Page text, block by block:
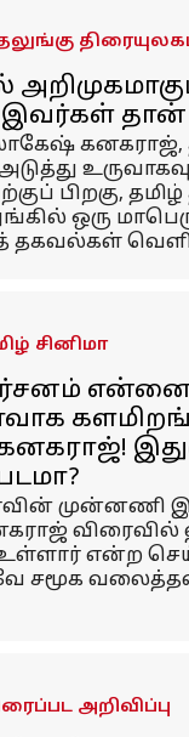
இவர்கள்
கனகராஜ்,
பிறகு,
ஒரு
தகவல்கள்
சினிமா
என்னை
முன்னணி
என்ற
சமூக
அறிவிப்பு